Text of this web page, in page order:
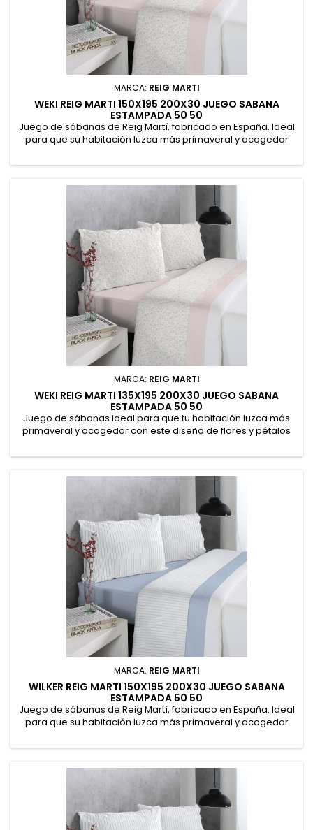
MARCA: REIG MARTI
WEKI REIG MARTI 150X195 200X30 JUEGO SABANA
ESTAMPADA 50 50
Juego de sábanas de Reig Martí, fabricado en España. Ideal
para que su habitación luzca más primaveral y acogedor
encimera 235 x 270 cm. Bajera ajustable 150 x 190/200 cm +
Algodón
MARCA: REIG MARTI
WEKI REIG MARTI 135X195 200X30 JUEGO SABANA
ESTAMPADA 50 50
Juego de sábanas ideal para que tu habitación luzca más
primaveral y acogedor con este diseño de flores y pétalos
135 x 195/200 + 30cm. Funda de almohada 45 x 155 cm.
MARCA: REIG MARTI
WILKER REIG MARTI 150X195 200X30 JUEGO SABANA
ESTAMPADA 50 50
Juego de sábanas de Reig Martí, fabricado en España. Ideal
para que su habitación luzca más primaveral y acogedor
encimera 235 x 270 cm. Bajera ajustable 150 x 190/200 cm +
Algodón